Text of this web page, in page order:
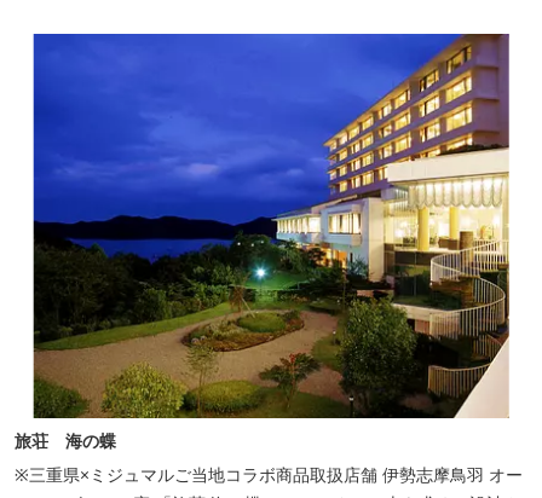
旅荘 海の蝶
※三重県×ミジュマルご当地コラボ商品取扱店舗 伊勢志摩鳥羽 オー